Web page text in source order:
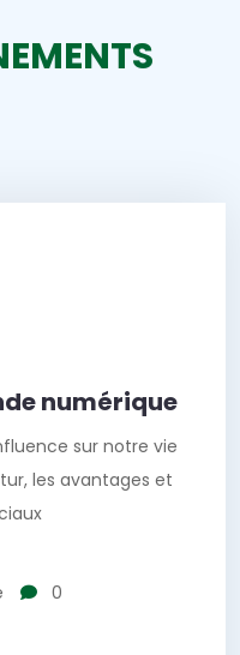
numérique
sur notre vie
les avantages et
0